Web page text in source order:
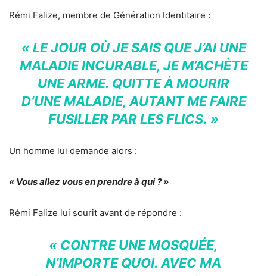
Rémi Falize, membre de Génération Identitaire :
« LE JOUR OÙ JE SAIS QUE J’AI UNE
MALADIE INCURABLE, JE M’ACHÈTE
UNE ARME. QUITTE À MOURIR
D’UNE MALADIE, AUTANT ME FAIRE
FUSILLER PAR LES FLICS. »
Un homme lui demande alors :
« Vous allez vous en prendre à qui ? »
Rémi Falize lui sourit avant de répondre :
« CONTRE UNE MOSQUÉE,
N’IMPORTE QUOI. AVEC MA